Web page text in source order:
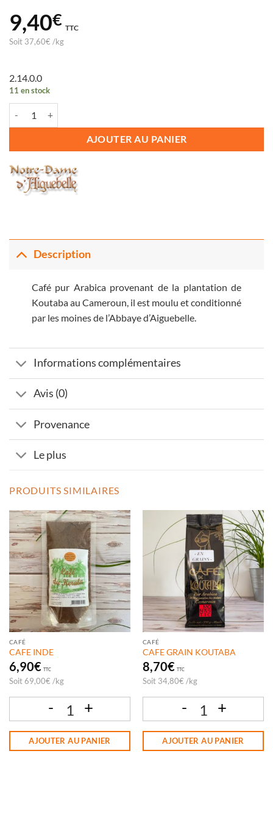
9,40€ TTC
Soit 37,60€ /kg
2.14.0.0
11 en stock
AJOUTER AU PANIER
Description
Café pur Arabica provenant de la plantation de
Koutaba au Cameroun, il est moulu et conditionné
par les moines de l’Abbaye d’Aiguebelle.
Informations complémentaires
Avis (0)
Provenance
Le plus
PRODUITS SIMILAIRES
CAFÉ
CAFE INDE
6,90€ TTC
Soit 69,00€ /kg
AJOUTER AU PANIER
CAFÉ
CAFE GRAIN KOUTABA
8,70€ TTC
Soit 34,80€ /kg
AJOUTER AU PANIER